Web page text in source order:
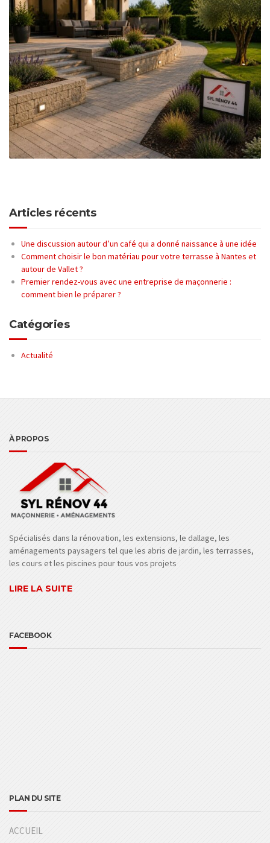
Articles récents
Une discussion autour d’un café qui a donné naissance à une idée
Comment choisir le bon matériau pour votre terrasse à Nantes et
autour de Vallet ?
Premier rendez-vous avec une entreprise de maçonnerie :
comment bien le préparer ?
Catégories
Actualité
À PROPOS
Spécialisés dans la rénovation, les extensions, le dallage, les
aménagements paysagers tel que les abris de jardin, les terrasses,
les cours et les piscines pour tous vos projets
LIRE LA SUITE
FACEBOOK
PLAN DU SITE
ACCUEIL